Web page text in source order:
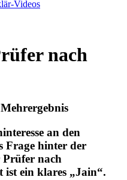
Videos
nach
an den
Frage hinter der
nach
ist ein klares „Jain“.